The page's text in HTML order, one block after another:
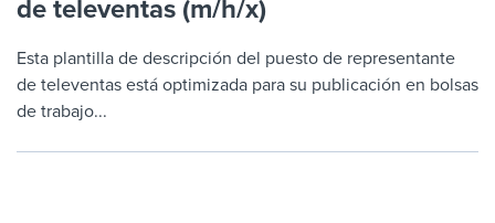
Evaluating candidates
Working together with others
Developing & retaining people
Job description templates
Interview question templates
Onboarding checklists
I WANT TO LEARN ABOUT...
Applying for a job
Pay & benefits
Workable customer stories
Explore Workable
de televentas (m/h/x)
Esta plantilla de descripción del puesto de representante
de televentas está optimizada para su publicación en bolsas
de trabajo...